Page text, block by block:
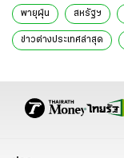
พายุฝุ่น สหรัฐฯ
ข่าวต่างประเทศล่าสุด